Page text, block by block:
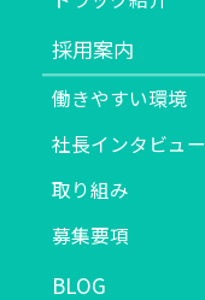
採用案内
働きやすい環境
社長インタビュー
取り組み
募集要項
BLOG